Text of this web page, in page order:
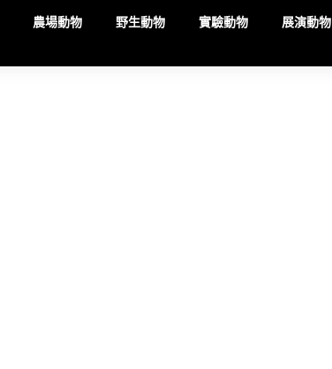
農場動物 野生動物 實驗動物 展演動物